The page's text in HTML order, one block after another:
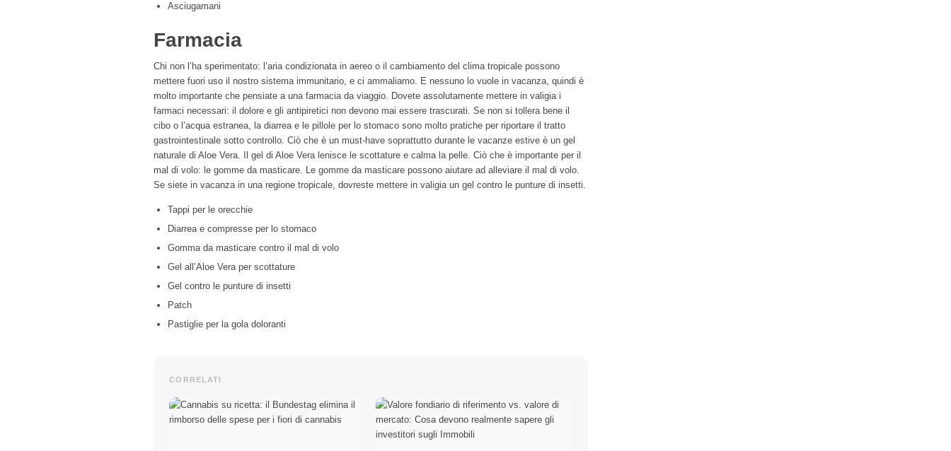
Asciugamani
Farmacia
Chi non l’ha sperimentato: l’aria condizionata in aereo o il cambiamento del clima tropicale possono
mettere fuori uso il nostro sistema immunitario, e ci ammaliamo. E nessuno lo vuole in vacanza, quindi è
molto importante che pensiate a una farmacia da viaggio. Dovete assolutamente mettere in valigia i
farmaci necessari: il dolore e gli antipiretici non devono mai essere trascurati. Se non si tollera bene il
cibo o l’acqua estranea, la diarrea e le pillole per lo stomaco sono molto pratiche per riportare il tratto
gastrointestinale sotto controllo. Ciò che è un must-have soprattutto durante le vacanze estive è un gel
naturale di Aloe Vera. Il gel di Aloe Vera lenisce le scottature e calma la pelle. Ciò che è importante per il
mal di volo: le gomme da masticare. Le gomme da masticare possono aiutare ad alleviare il mal di volo.
Se siete in vacanza in una regione tropicale, dovreste mettere in valigia un gel contro le punture di insetti.
Tappi per le orecchie
Diarrea e compresse per lo stomaco
Gomma da masticare contro il mal di volo
Gel all’Aloe Vera per scottature
Gel contro le punture di insetti
Patch
Pastiglie per la gola doloranti
CORRELATI